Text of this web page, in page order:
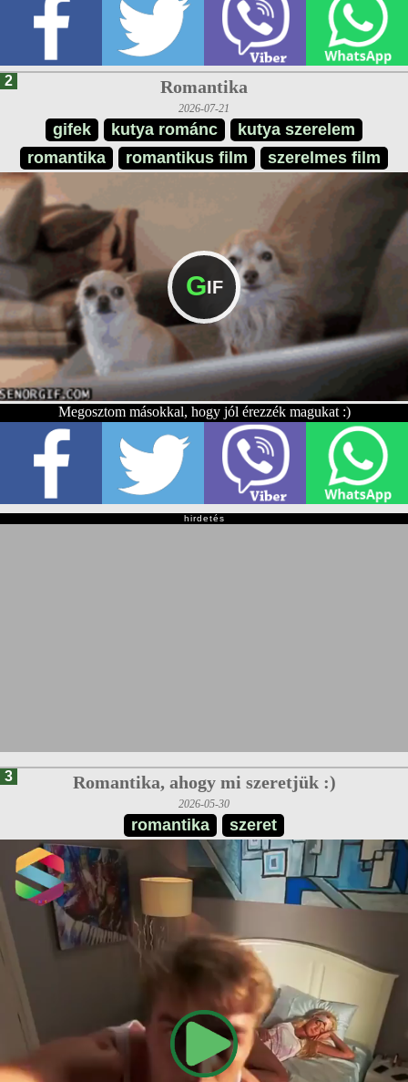
2 Romantika
2026-07-21
gifek kutya románc
kutya szerelem
romantika
romantikus film szerelmes film
GIF
Megosztom másokkal, hogy jól érezzék magukat :)
hirdetés
3 Romantika, ahogy mi szeretjük :)
2026-05-30
romantika szeret